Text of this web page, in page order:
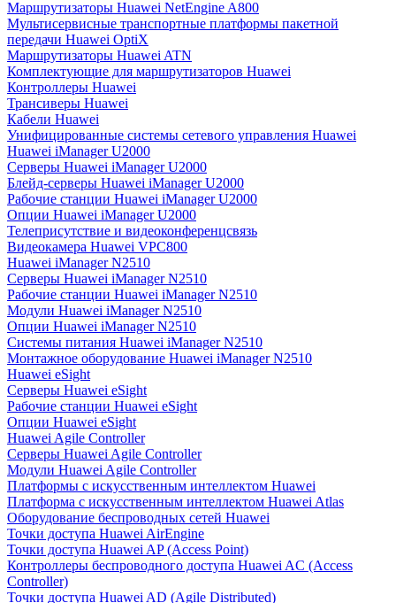
Маршрутизаторы Huawei NetEngine A800
Мультисервисные транспортные платформы пакетной
передачи Huawei OptiX
Маршрутизаторы Huawei ATN
Комплектующие для маршрутизаторов Huawei
Контроллеры Huawei
Трансиверы Huawei
Кабели Huawei
Унифицированные системы сетевого управления Huawei
Huawei iManager U2000
Серверы Huawei iManager U2000
Блейд-серверы Huawei iManager U2000
Рабочие станции Huawei iManager U2000
Опции Huawei iManager U2000
Телеприсутствие и видеоконференцсвязь
Видеокамера Huawei VPC800
Huawei iManager N2510
Серверы Huawei iManager N2510
Рабочие станции Huawei iManager N2510
Модули Huawei iManager N2510
Опции Huawei iManager N2510
Системы питания Huawei iManager N2510
Монтажное оборудование Huawei iManager N2510
Huawei eSight
Серверы Huawei eSight
Рабочие станции Huawei eSight
Опции Huawei eSight
Huawei Agile Controller
Серверы Huawei Agile Controller
Модули Huawei Agile Controller
Платформы с искусственным интеллектом Huawei
Платформа с искусственным интеллектом Huawei Atlas
Оборудование беспроводных сетей Huawei
Точки доступа Huawei AirEngine
Точки доступа Huawei AP (Access Point)
Контроллеры беспроводного доступа Huawei AC (Access
Controller)
Точки доступа Huawei AD (Agile Distributed)